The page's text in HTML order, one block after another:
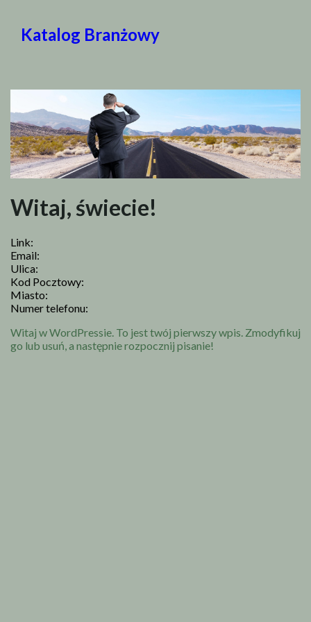
Katalog Branżowy
Witaj, świecie!
Link:
Email:
Ulica:
Kod Pocztowy:
Miasto:
Numer telefonu:
Witaj w WordPressie. To jest twój pierwszy wpis. Zmodyfikuj
go lub usuń, a następnie rozpocznij pisanie!